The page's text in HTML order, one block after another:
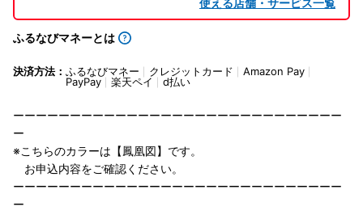
使える店舗・サービス一覧
ふるなびマネーとは
決済方法： ふるなびマネー クレジットカード
Amazon Pay
PayPay
楽天ペイ d払い
ーーーーーーーーーーーーーーーーーーーーーーーーーーーーー
ー
※こちらのカラーは【鳳凰図】です。
お申込内容をご確認ください。
ーーーーーーーーーーーーーーーーーーーーーーーーーーーーー
ー